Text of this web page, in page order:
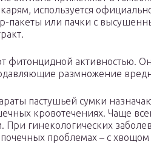
используется
пакеты или пачки с
фитонцидной активностью.
размножение
пастушьей сумки
кровотечениях. Чаще
При гинекологических
проблемах – с